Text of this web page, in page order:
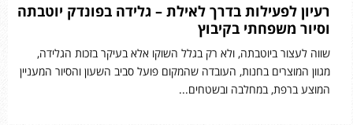
רעיון לפעילות בדרך לאילת – גלידה בפונדק יוטבתה
וסיור משפחתי בקיבוץ
שווה לעצור ביוטבתה, ולא רק בגלל השוקו אלא בעיקר בזכות הגלידה,
מגוון המוצרים בחנות, העובדה שהמקום פועל סביב השעון והסיור המעניין
המוצע ברפת, במחלבה ובשטחים...